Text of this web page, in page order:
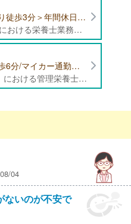
【大田区】＜「長原駅」より徒歩3分＞年間休日120日以上/最大10連休取得可能/日勤帯勤務のみ 認可保育園（定員73名）にて、栄養士の募集！
＜認可保育園（定員73名）における栄養士業務全般＞ ・調理（朝おやつ・給食・おやつ・補食） ・盛付け、片づけ ・食育、保育室への給食ラウンド、事務業務 ・調理室のお掃除、備蓄の確認、発注など ※定員:73名(0歳児6名、1歳歳児10名、2歳児12名、3歳-5歳児各15名)
【練馬区】氷川台駅より徒歩6分/マイカー通勤可能/年間休日120日/賞与高水準 認可保育園（定員101名）にて管理栄養士・栄養士・調理師募集！
＜認可保育園（定員101名）における管理栄養士・栄養士・調理師業務全般＞ ・調理業務全般 ・離乳食、アレルギー除去食対応 ・食育活動
04
ないのが不安で